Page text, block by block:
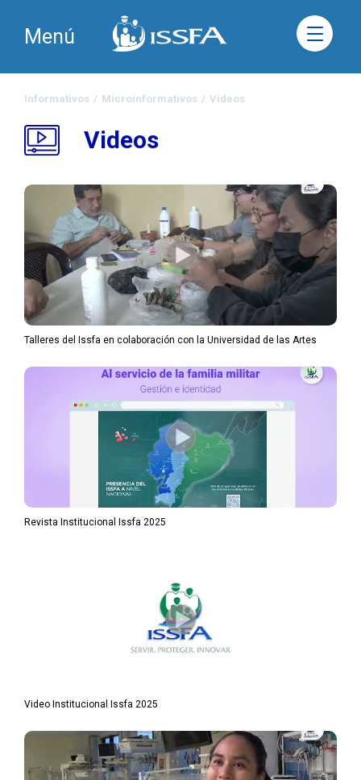
Menú
Informativos / Microinformativos / Videos
Videos
Talleres del Issfa en colaboración con la Universidad de las Artes
Revista Institucional Issfa 2025
Video Institucional Issfa 2025